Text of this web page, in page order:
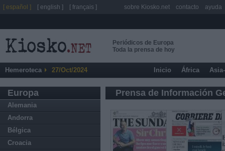
Periódicos de Europa
Toda la prensa de hoy
Hemeroteca 27/Oct/2024 Inicio África
Europa
Alemania
Andorra
Bélgica
Croacia
Prensa de Información
[ español ] [ english ] [ français ] sobre Kiosko.net contacto ayuda